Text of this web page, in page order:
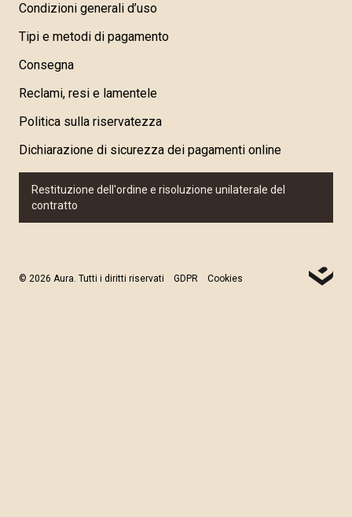
Condizioni generali d’uso
Tipi e metodi di pagamento
Consegna
Reclami, resi e lamentele
Politica sulla riservatezza
Dichiarazione di sicurezza dei pagamenti online
Restituzione dell'ordine e risoluzione unilaterale del
contratto
© 2026 Aura. Tutti i diritti riservati GDPR Cookies